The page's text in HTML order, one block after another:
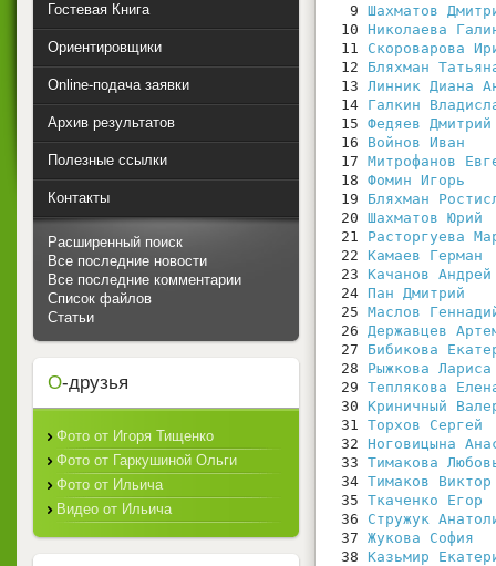
  9
Шахматов
10 Николаева
11 Скороварова
12 Бляхман
13 Линник Диана
14 Галкин
15 Федяев
16 Войнов Иван
17 Митрофанов
18 Фомин Игорь
19 Бляхман
20 Шахматов Юрий
21 Расторгуева
22 Камаев Герман
23 Качанов Андрей
24 Пан Дмитрий
25 Маслов
26 Державцев
27 Бибикова
28 Рыжкова Лариса
29 Теплякова
30 Криничный
31 Торхов Сергей
32 Ноговицына
33 Тимакова
34 Тимаков Виктор
35 Ткаченко Егор
36 Стружук
37 Жукова София
38 Казьмир
Гостевая Книга
Ориентировщики
Online-подача заявки
Архив результатов
Полезные ссылки
Контакты
Расширенный поиск
Все последние новости
Все последние комментарии
Список файлов
Статьи
О-друзья
Фото от Игоря Тищенко
Фото от Гаркушиной Ольги
Фото от Ильича
Видео от Ильича